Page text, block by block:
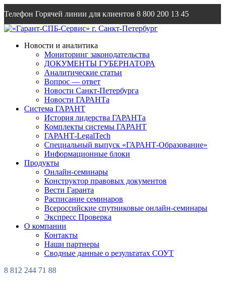
Телефон Горячей линии для клиентов 8 800 200 13 45
Emailinfo@garantsp.ru
Новости и аналитика
Мониторинг законодательства
ДОКУМЕНТЫ ГУБЕРНАТОРА
Аналитические статьи
Вопрос — ответ
Новости Санкт-Петербурга
Новости ГАРАНТа
Система ГАРАНТ
История лидерства ГАРАНТа
Комплекты системы ГАРАНТ
ГАРАНТ-LegalTech
Специальный выпуск «ГАРАНТ-Образование»
Информационные блоки
Продукты
Онлайн-семинары
Конструктор правовых документов
Вести Гаранта
Расписание семинаров
Всероссийские спутниковые онлайн-семинары
Экспресс Проверка
О компании
Контакты
Наши партнеры
Сводные данные о результатах СОУТ
8 812 244 71 88